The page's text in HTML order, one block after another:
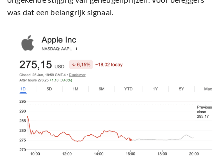
was dat een belangrijk signaal.